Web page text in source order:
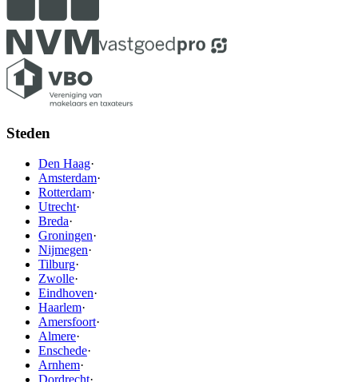
Steden
Den Haag·
Amsterdam·
Rotterdam·
Utrecht·
Breda·
Groningen·
Nijmegen·
Tilburg·
Zwolle·
Eindhoven·
Haarlem·
Amersfoort·
Almere·
Enschede·
Arnhem·